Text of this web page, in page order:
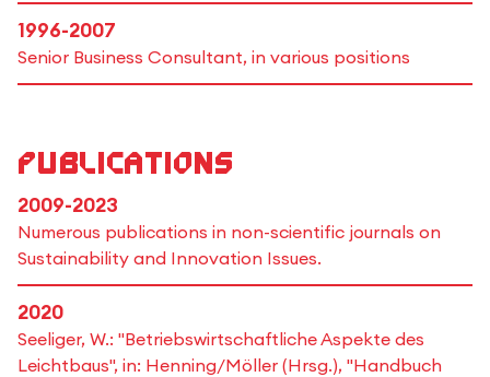
1996-2007
Senior Business Consultant, in various positions
Publications
2009-2023
Numerous publications in non-scientific journals on
Sustainability and Innovation Issues.
2020
Seeliger, W.: "Betriebswirtschaftliche Aspekte des
Leichtbaus", in: Henning/Möller (Hrsg.), "Handbuch